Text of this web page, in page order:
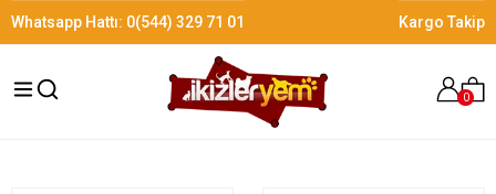
Whatsapp Hattı: 0(544) 329 71 01 Kargo Takip
0